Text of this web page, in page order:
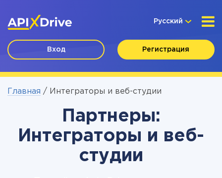
Русский
Вход Регистрация
Главная / Интеграторы и веб-студии
Партнеры:
Интеграторы и веб-
студии